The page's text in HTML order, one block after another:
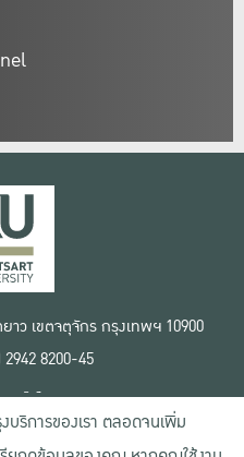
าว เขตจตุจักร กรุงเทพฯ 10900
8200-45
านเว็บไซต์
ทธิ์ใช้งาน
ป็นส่วนตัว
บริการของเรา ตลอดจนเพิ่ม